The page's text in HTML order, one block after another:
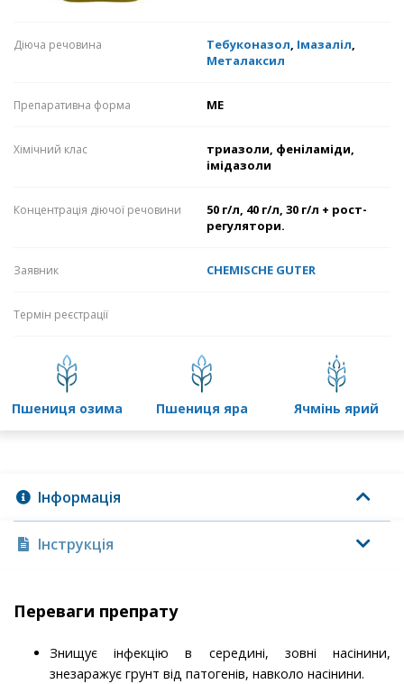
Діюча речовина Тебуконазол, Імазаліл,
Металаксил
Препаративна форма МЕ
Хімічний клас
триазоли, феніламіди,
імідазоли
Концентрація діючої речовини
50 г/л, 40 г/л, 30 г/л + рост-
регулятори.
Заявник CHEMISCHE GUTER
Термін реєстрації
пшениця озима пшениця яра ячмінь ярий
Інформація
Інструкція
Переваги препрату
Знищує інфекцію в середині, зовні насінини,
знезаражує грунт від патогенів, навколо насінини.